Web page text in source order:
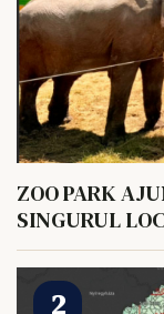
ZOO PARK
SINGURUL
HRANI UN